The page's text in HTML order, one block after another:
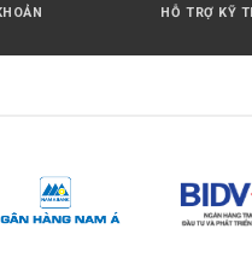
HỖ TRỢ KỸ